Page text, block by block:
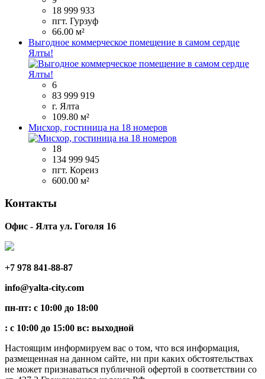
18 999 933
пгт. Гурзуф
66.00 м²
Выгодное коммерческое помещение в самом сердце
Ялты!
6
83 999 919
г. Ялта
109.80 м²
Мисхор, гостиница на 18 номеров
18
134 999 945
пгт. Кореиз
600.00 м²
Контакты
Офис - Ялта ул. Гоголя 16
+7 978 841-88-87
info@yalta-city.com
пн-пт: с 10:00 до 18:00
: с 10:00 до 15:00 вс: выходной
Настоящим информируем вас о том, что вся информация,
размещенная на данном сайте, ни при каких обстоятельствах
не может признаваться публичной офертой в соответствии со